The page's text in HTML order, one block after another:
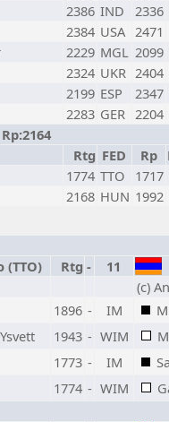
2386 IND
2336
2384 USA 2471
2229 MGL 2099
2324 UKR 2404
2199 ESP
2347
2283 GER 2204
Rtg FED Rp
1774 TTO
1717
2168 HUN 1992
(TTO) Rtg -
11
(c)
1896 - IM
1943 - WIM
1773 - IM
1774 - WIM